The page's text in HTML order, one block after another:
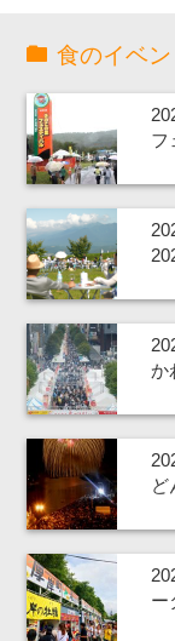
食のイベン
フ
か
ど
ー